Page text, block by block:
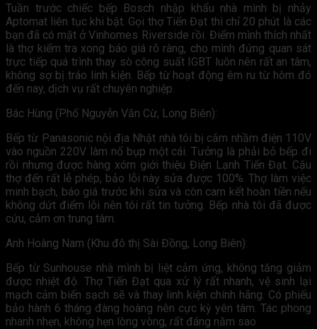
Tuần trước chiếc bếp Bosch nhập khẩu nhà mình bị nhảy
Aptomat liên tục khi bật. Gọi thợ Tiến Đạt thì chỉ 20 phút là các
bạn đã có mặt ở Vinhomes Riverside rồi. Điểm mình thích nhất
là thợ kiểm tra xong báo giá rõ ràng, cho mình đứng quan sát
trực tiếp quá trình thay sò công suất IGBT luôn nên rất an tâm,
không sợ bị tráo linh kiện. Bếp từ hoạt động êm ru từ hôm đó
đến nay, dịch vụ rất chuyên nghiệp.
Bác Hùng (Phố Nguyễn Văn Cừ, Long Biên):
Bếp từ Panasonic nội địa Nhật nhà tôi bị cắm nhầm điện 110V
vào nguồn 220V làm nổ bụp một cái. Tưởng là phải bỏ bếp đi
rồi nhưng được hàng xóm giới thiệu Điện Lạnh Tiến Đạt. Cậu
thợ đến rất lễ phép, bảo lỗi này sửa được 100%. Thợ làm việc
minh bạch, báo giá trước khi sửa và còn cam kết hoàn tiền nếu
không dứt điểm lỗi nên tôi rất tin tưởng. Bếp nhà tôi đã được
cứu, cảm ơn trung tâm.
Anh Hoàng Nam (Khu đô thị Sài Đồng, Long Biên):
Bếp từ Sunhouse nhà mình bị liệt cảm ứng, không tăng giảm
được nhiệt độ. Thợ Tiến Đạt qua xử lý rất nhanh, vệ sinh lại
mạch cảm biến sạch sẽ và thay linh kiện chính hãng. Có phiếu
bảo hành 6 tháng đàng hoàng nên cực kỳ yên tâm. Tác phong
nhanh nhẹn, không hẹn lòng vòng, rất đáng năm sao